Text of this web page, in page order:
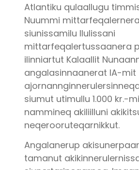
Atlantiku qulaallugu
Nuummi mittarfeqalernera
siunissamilu Ilulissani
mittarfeqalertussaanera
ilinniartut Kalaallit
angalasinnaanerat IA-mit
siumut utimullu 1.000 kr.-
nammineq akiliilluni
neqerooruteqarnikkut.
Angalanerup
tamanut